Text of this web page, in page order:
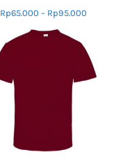
Rp65.000 – Rp95.000